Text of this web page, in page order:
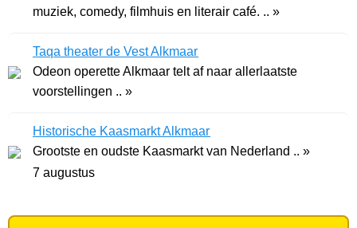
muziek, comedy, filmhuis en literair café. .. »
Taqa theater de Vest Alkmaar
Odeon operette Alkmaar telt af naar allerlaatste
voorstellingen .. »
Historische Kaasmarkt Alkmaar
Grootste en oudste Kaasmarkt van Nederland .. »
7 augustus